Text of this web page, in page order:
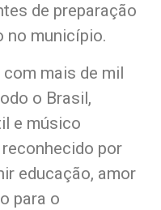
de preparação
no município.
mais de mil
o Brasil,
e músico
por
educação, amor
para o